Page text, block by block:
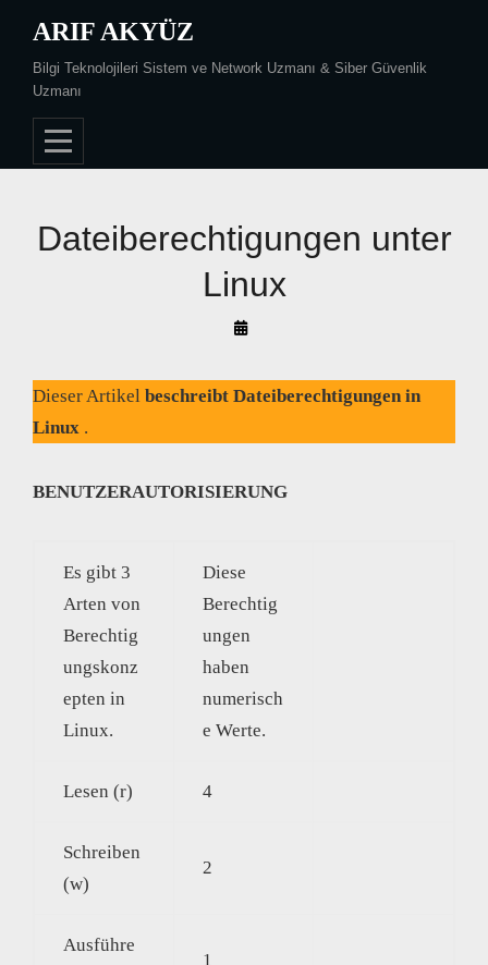
content
ARIF AKYÜZ
Bilgi Teknolojileri Sistem ve Network Uzmanı & Siber Güvenlik
Uzmanı
Dateiberechtigungen unter
Linux
By
Akyüz
Dieser Artikel beschreibt Dateiberechtigungen in
Linux .
BENUTZERAUTORISIERUNG
Es gibt 3
Arten von
Berechtig
ungskonz
epten in
Linux.
Diese
Berechtig
ungen
haben
numerisch
e Werte.
Lesen (r) 4
Schreiben
(w)
2
Ausführe
1